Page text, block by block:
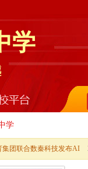
学
学
集团联合数秦科技发布AI